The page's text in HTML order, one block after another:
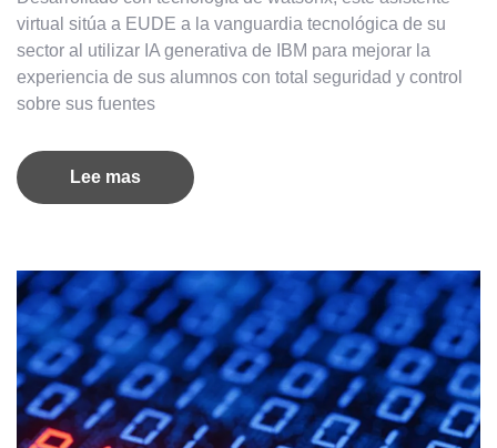
virtual sitúa a EUDE a la vanguardia tecnológica de su
sector al utilizar IA generativa de IBM para mejorar la
experiencia de sus alumnos con total seguridad y control
sobre sus fuentes
Lee mas